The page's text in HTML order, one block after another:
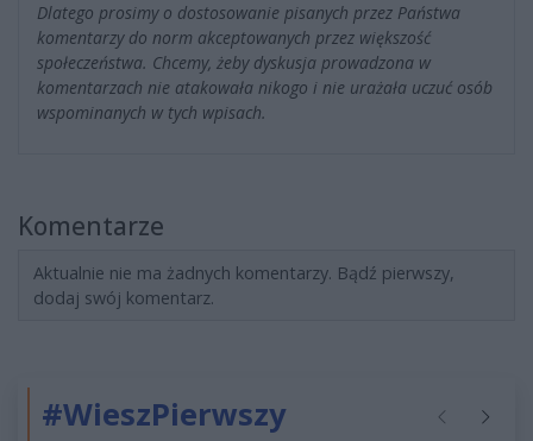
Dlatego prosimy o dostosowanie pisanych przez Państwa
komentarzy do norm akceptowanych przez większość
społeczeństwa. Chcemy, żeby dyskusja prowadzona w
komentarzach nie atakowała nikogo i nie urażała uczuć osób
wspominanych w tych wpisach.
Komentarze
Aktualnie nie ma żadnych komentarzy. Bądź pierwszy,
dodaj swój komentarz.
#WieszPierwszy Poprzednie